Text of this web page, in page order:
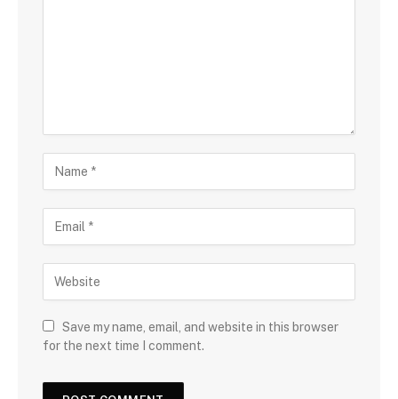
Save my name, email, and website in this browser
for the next time I comment.